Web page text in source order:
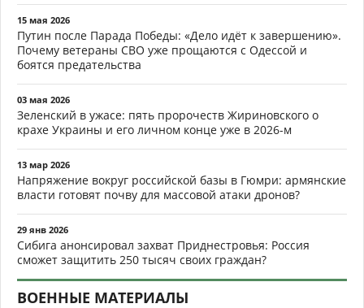
15 мая 2026
Путин после Парада Победы: «Дело идёт к завершению».
Почему ветераны СВО уже прощаются с Одессой и
боятся предательства
03 мая 2026
Зеленский в ужасе: пять пророчеств Жириновского о
крахе Украины и его личном конце уже в 2026-м
13 мар 2026
Напряжение вокруг российской базы в Гюмри: армянские
власти готовят почву для массовой атаки дронов?
29 янв 2026
Сибига анонсировал захват Приднестровья: Россия
сможет защитить 250 тысяч своих граждан?
ВОЕННЫЕ МАТЕРИАЛЫ